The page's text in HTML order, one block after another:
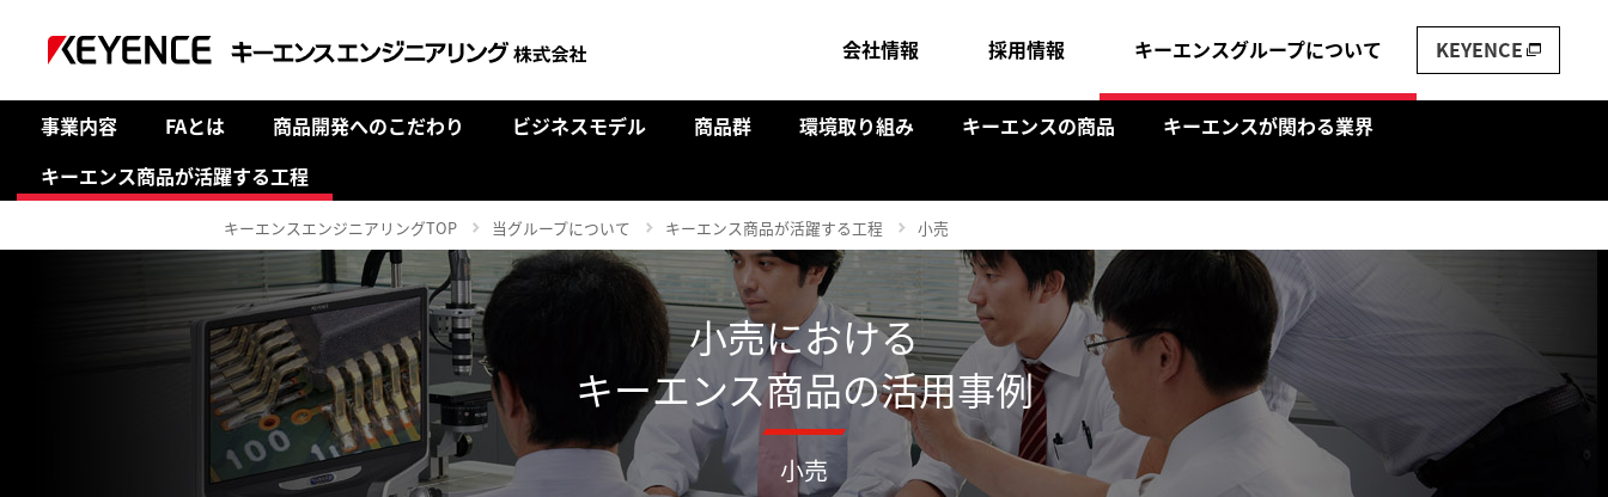
会社情報 採用情報 キーエンスグループについて KEYENCE
事業内容 FAとは 商品開発へのこだわり ビジネスモデル 商品群 環境取り組み キーエンスの商品
キーエンスが関わる業界
キーエンス商品が活躍する工程
キーエンスエンジニアリングTOP 当グループについて キーエンス商品が活躍する工程 小売
小売における
キーエンス商品の活用事例
小売